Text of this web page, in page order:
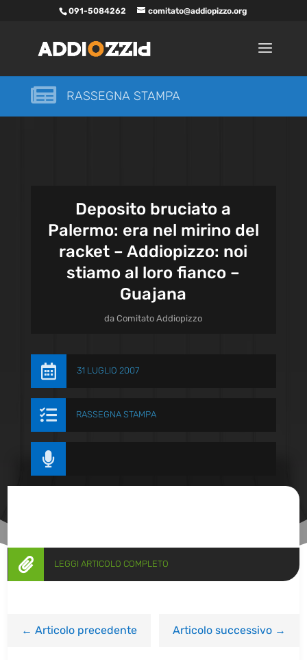
091-5084262 comitato@addiopizzo.org
 RASSEGNA STAMPA
Deposito bruciato a
Palermo: era nel mirino del
racket – Addiopizzo: noi
stiamo al loro fianco –
Guajana
daComitato Addiopizzo
 31 LUGLIO 2007
 RASSEGNA STAMPA

 LEGGI ARTICOLO COMPLETO
←Articolo precedente Articolo successivo→